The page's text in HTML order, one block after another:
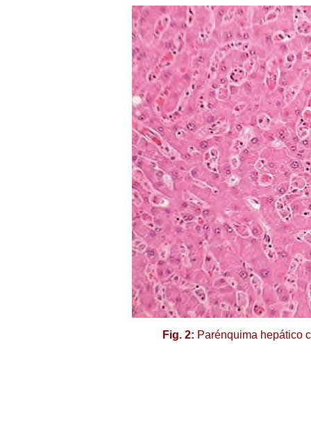
Fig. 2: Parénquima hepático